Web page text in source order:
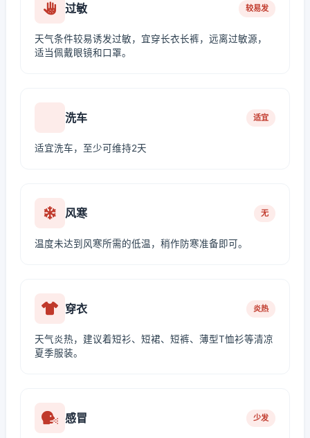
过敏 较易发
天气条件较易诱发过敏，宜穿长衣长裤，远离过敏源，
适当佩戴眼镜和口罩。
洗车 适宜
适宜洗车，至少可维持2天
风寒 无
温度未达到风寒所需的低温，稍作防寒准备即可。
穿衣 炎热
天气炎热，建议着短衫、短裙、短裤、薄型T恤衫等清凉
夏季服装。
感冒 少发